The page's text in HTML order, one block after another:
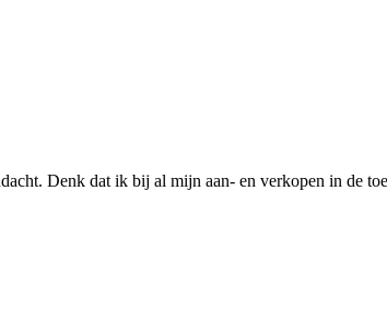
Denk dat ik bij al mijn aan- en verkopen in de